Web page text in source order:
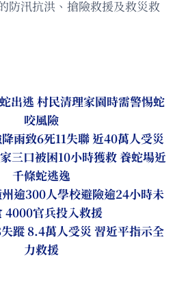
防汛抗洪、搶險救援及救災救
出逃 村民清理家園時需警惕蛇
咬風險
雨致6死11失聯 近40萬人受災
三口被困10小時獲救 養蛇場近
千條蛇逃逸
逾300人學校避險逾24小時未
4000官兵投入救援
蹤 8.4萬人受災 習近平指示全
力救援